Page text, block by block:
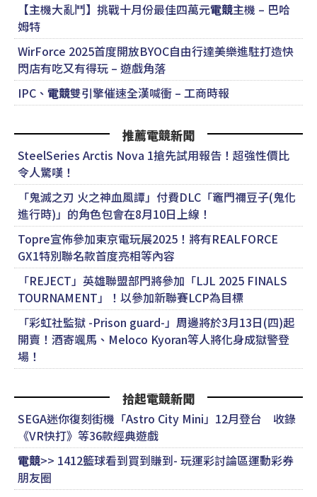
【主機大亂鬥】挑戰十月份最佳四萬元電競主機 – 巴哈
姆特
WirForce 2025首度開放BYOC自由行達美樂進駐打造快
閃店有吃又有得玩 – 遊戲角落
IPC、 電競雙引擎催速全漢喊衝 – 工商時報
推薦電競新聞
SteelSeries Arctis Nova 1搶先試用報告！超強性價比
令人驚嘆！
「鬼滅之刃 火之神血風譚」付費DLC「竈門禰󠄀豆子(鬼化
進行時)」的角色包會在8月10日上線！
Topre宣佈參加東京電玩展2025！將有REALFORCE
GX1特別聯名款首度亮相等內容
「REJECT」英雄聯盟部門將參加「LJL 2025 FINALS
TOURNAMENT」！以參加新聯賽LCP為目標
「彩虹社監獄 -Prison guard-」周邊將於3月13日(四)起
開賣！酒寄颯馬、Meloco Kyoran等人將化身成獄警登
場！
拾起電競新聞
SEGA迷你復刻街機「Astro City Mini」12月登台 收錄
《VR快打》等36款經典遊戲
電競>> 1412籃球看到買到賺到- 玩運彩討論區運動彩券
朋友圈